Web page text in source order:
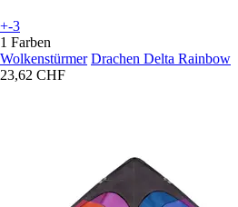
+-3
1 Farben
Wolkenstürmer Drachen Delta Rainbow
23,62 CHF